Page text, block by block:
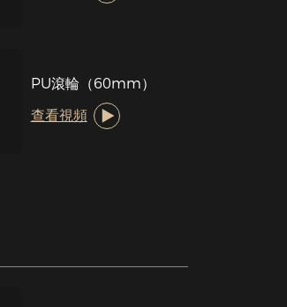
PU滾輪（60mm）
查看視頻